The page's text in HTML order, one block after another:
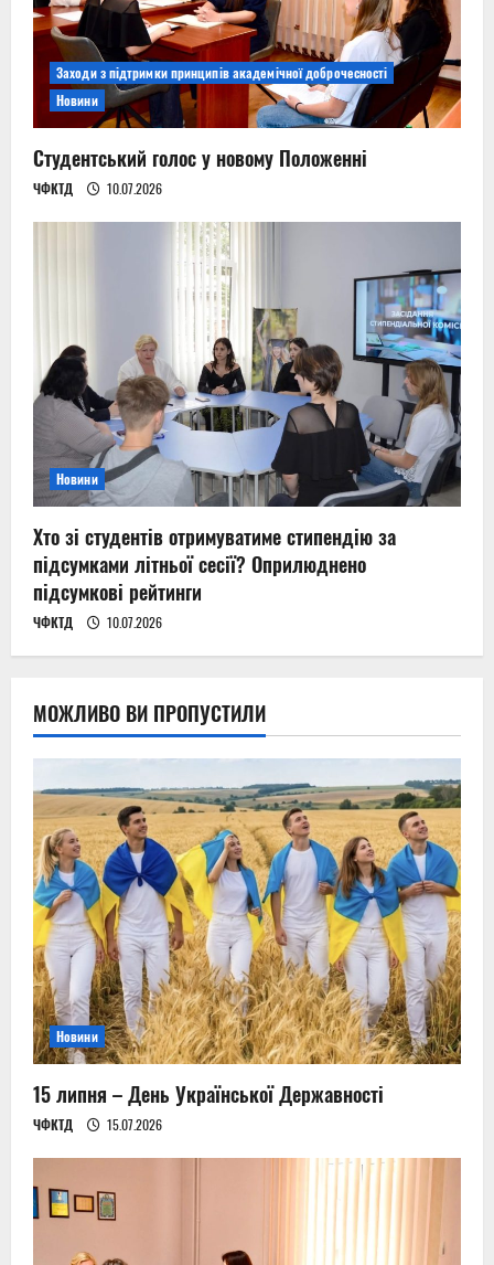
Заходи з підтримки принципів академічної доброчесності
Новини
Студентський голос у новому Положенні
ЧФКТД 10.07.2026
Новини
Хто зі студентів отримуватиме стипендію за
підсумками літньої сесії? Оприлюднено
підсумкові рейтинги
ЧФКТД 10.07.2026
МОЖЛИВО ВИ ПРОПУСТИЛИ
Новини
15 липня – День Української Державності
ЧФКТД 15.07.2026